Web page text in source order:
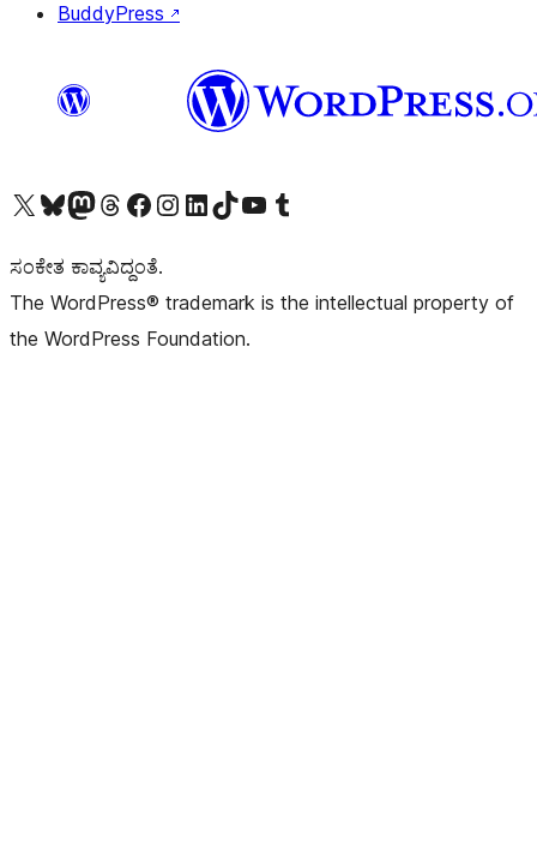
BuddyPress ↗
Visit our X (formerly Twitter) account
Visit our Bluesky account
Visit our Mastodon account
Visit our Threads account
Visit our Facebook pageVisit our Instagram account
Visit our LinkedIn account
Visit our TikTok account
Visit our YouTube channel
Visit our Tumblr account
ಸಂಕೇತ ಕಾವ್ಯವಿದ್ದಂತೆ.
The WordPress® trademark is the intellectual property of
the WordPress Foundation.